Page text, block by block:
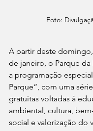
Foto:
A partir deste domingo,
de janeiro, o Parque da
a programação
Parque”, com uma
gratuitas voltadas à
ambiental, cultura,
social e valorização do